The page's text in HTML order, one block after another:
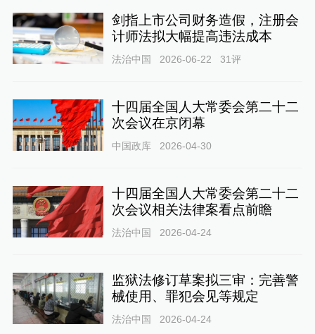
剑指上市公司财务造假，注册会
计师法拟大幅提高违法成本
法治中国 2026-06-22 31评
十四届全国人大常委会第二十二
次会议在京闭幕
中国政库 2026-04-30
十四届全国人大常委会第二十二
次会议相关法律案看点前瞻
法治中国 2026-04-24
监狱法修订草案拟三审：完善警
械使用、罪犯会见等规定
法治中国 2026-04-24